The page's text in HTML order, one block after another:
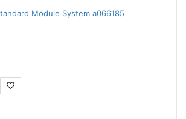
Module System a066185